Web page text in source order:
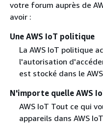
votre forum auprès de
avoir :
Une AWS IoT politique
La AWS IoT politique
l'autorisation
est stocké dans le
N'importe quelle AWS
AWS IoT Tout ce qui
appareils dans AWS